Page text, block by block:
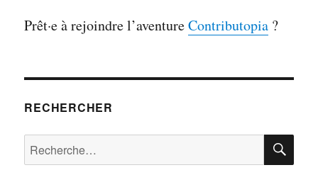
Prêt·e à rejoindre l’aventureContributopia ?
RECHERCHER
Rechercher :